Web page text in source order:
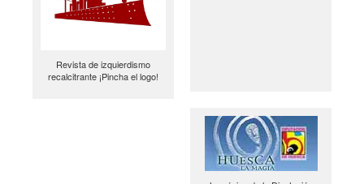
Revista de izquierdismo
recalcitrante ¡Pincha el logo!